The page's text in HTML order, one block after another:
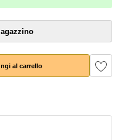
al carrello